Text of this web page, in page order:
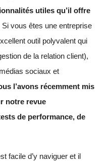
utiles qu’il offre
vous êtes une entreprise
outil polyvalent qui
de la relation client),
sociaux et
l’avons récemment mis
notre revue
de performance, de
facile d’y naviguer et il